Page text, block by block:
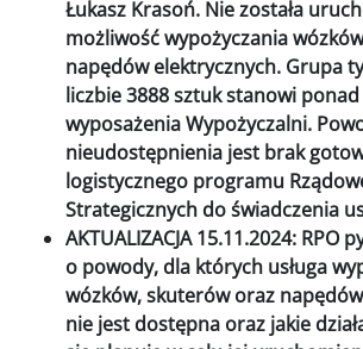
Łukasz Krasoń. Nie została
możliwość wypożyczania
napędów elektrycznych. Grupa
liczbie 3888 sztuk stanowi ponad
wyposażenia Wypożyczalni.
nieudostępnienia jest brak
logistycznego programu
Strategicznych do świadczenia
AKTUALIZACJA 15.11.2024: RPO
o powody, dla których usługa
wózków, skuterów oraz
nie jest dostępna oraz jakie